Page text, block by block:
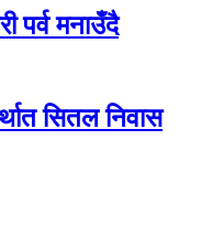
पर्व मनाउँदै
सितल निवास